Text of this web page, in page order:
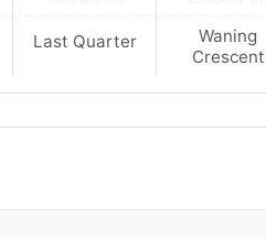
Last Quarter
Waning
Crescent